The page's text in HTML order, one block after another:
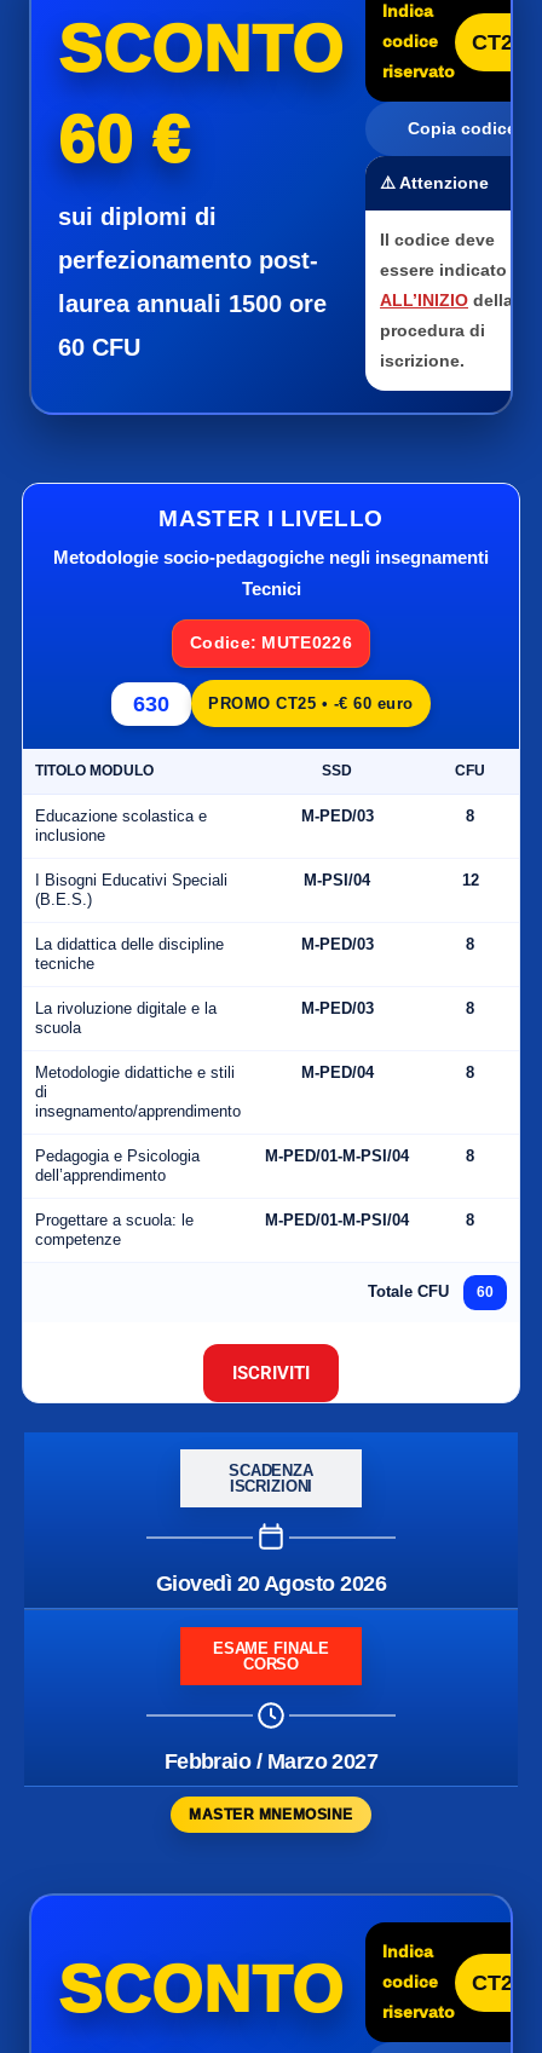
SCONTO
60 €
sui diplomi di
perfezionamento post-
laurea annuali 1500 ore
60 CFU
Indica
codice
riservato
CT25
Copia codice
⚠️ Attenzione
Il codice deve
essere indicato
ALL’INIZIO della
procedura di
iscrizione.
MASTER I LIVELLO
Metodologie socio-pedagogiche negli insegnamenti
Tecnici
Codice: MUTE0226
630 PROMO CT25 • -€ 60 euro
TITOLO MODULO SSD CFU
Educazione scolastica e
inclusione
M-PED/03 8
I Bisogni Educativi Speciali
(B.E.S.)
M-PSI/04 12
La didattica delle discipline
tecniche
M-PED/03 8
La rivoluzione digitale e la
scuola
M-PED/03 8
Metodologie didattiche e stili
di
insegnamento/apprendimento
M-PED/04 8
Pedagogia e Psicologia
dell’apprendimento
M-PED/01-M-PSI/04 8
Progettare a scuola: le
competenze
M-PED/01-M-PSI/04 8
Totale CFU 60
ISCRIVITI
SCADENZA
ISCRIZIONI
Giovedì 20 Agosto 2026
ESAME FINALE
CORSO
Febbraio / Marzo 2027
MASTER MNEMOSINE
SCONTO
Indica
codice
riservato
CT25